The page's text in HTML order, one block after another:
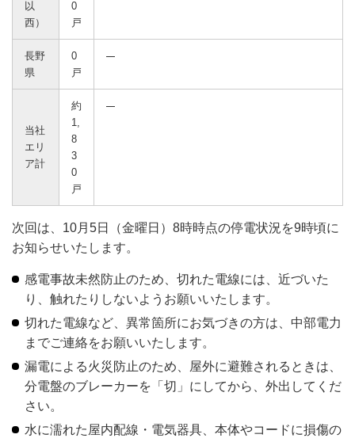
以
西）
0
戸
長野
県
0
戸
当社
エリ
ア計
約
1,
8
3
0
戸
次回は、10月5日（金曜日）8時時点の停電状況を9時頃に
お知らせいたします。
感電事故未然防止のため、切れた電線には、近づいた
り、触れたりしないようお願いいたします。
切れた電線など、異常箇所にお気づきの方は、中部電力
までご連絡をお願いいたします。
漏電による火災防止のため、屋外に避難されるときは、
分電盤のブレーカーを「切」にしてから、外出してくだ
さい。
水に濡れた屋内配線・電気器具、本体やコードに損傷の